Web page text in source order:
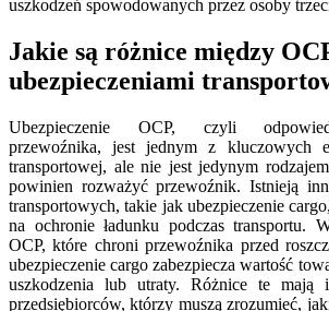
uszkodzeń spowodowanych przez osoby
Jakie są różnice między
ubezpieczeniami
Ubezpieczenie OCP, czyli
przewoźnika, jest jednym z kluczowych
transportowej, ale nie jest jedynym
powinien rozważyć przewoźnik. Istnieją
transportowych, takie jak ubezpieczenie
na ochronie ładunku podczas transportu.
OCP, które chroni przewoźnika przed
ubezpieczenie cargo zabezpiecza wartość
uszkodzenia lub utraty. Różnice te mają
przedsiębiorców, którzy muszą zrozumieć,